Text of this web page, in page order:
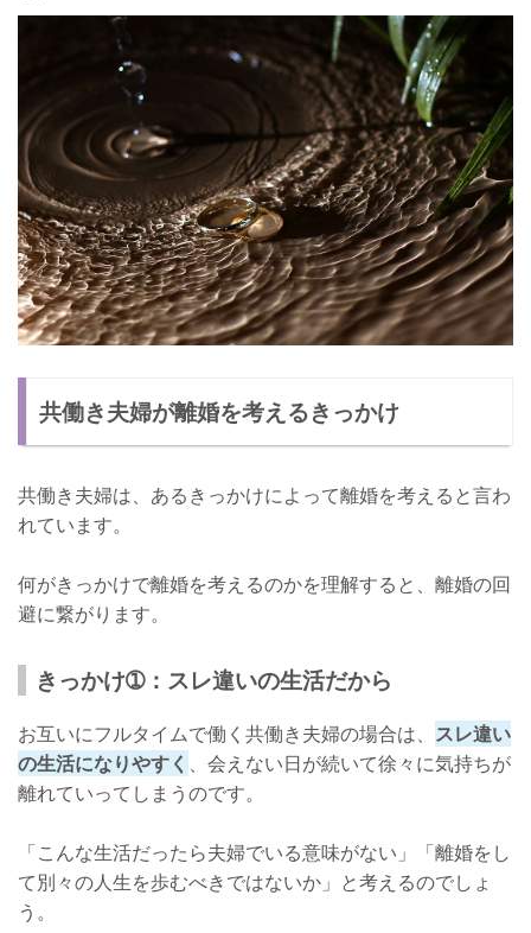
共働き夫婦が離婚を考えるきっかけ
共働き夫婦は、あるきっかけによって離婚を考えると言わ
れています。
何がきっかけで離婚を考えるのかを理解すると、離婚の回
避に繋がります。
きっかけ➀：スレ違いの生活だから
お互いにフルタイムで働く共働き夫婦の場合は、 スレ違い
の生活になりやすく 、会えない日が続いて徐々に気持ちが
離れていってしまうのです。
「こんな生活だったら夫婦でいる意味がない」「離婚をし
て別々の人生を歩むべきではないか」と考えるのでしょ
う。